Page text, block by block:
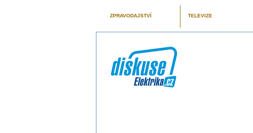
ZPRAVODAJSTVÍ TELEVIZE